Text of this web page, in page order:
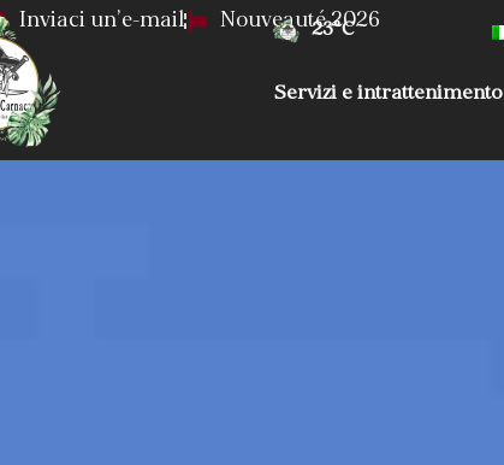
Inviaci un'e-mail Nouveauté 2026
23°C
Servizi e intrattenimento